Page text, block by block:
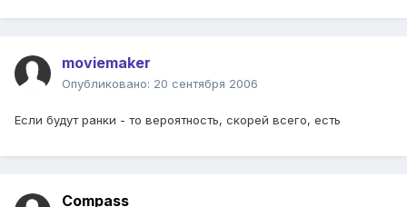
moviemaker
Опубликовано: 20 сентября 2006
Если будут ранки - то вероятность, скорей всего, есть
Compass